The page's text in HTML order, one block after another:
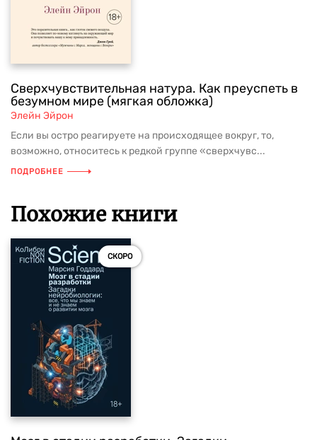
Сверхчувствительная натура. Как преуспеть в
безумном мире (мягкая обложка)
Элейн Эйрон
Если вы остро реагируете на происходящее вокруг, то,
возможно, относитесь к редкой группе «сверхчувс...
ПОДРОБНЕЕ
Похожие книги
СКОРО